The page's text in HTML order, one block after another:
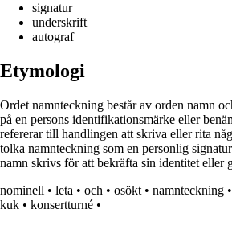
signatur
underskrift
autograf
Etymologi
Ordet namnteckning består av orden namn
på en persons identifikationsmärke eller
refererar till handlingen att skriva eller rita
tolka namnteckning som en personlig
namn skrivs för att bekräfta sin identitet eller
nominell • leta • och • osökt • namnteckning •
kuk • konsertturné •